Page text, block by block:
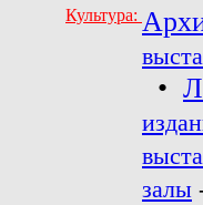
Культура:
•
залы